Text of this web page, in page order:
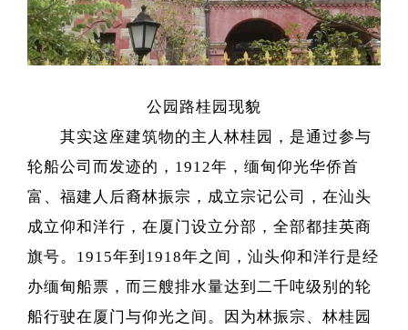
公园路桂园现貌
其实这座建筑物的主人林桂园，是通过参与
轮船公司而发迹的，1912年，缅甸仰光华侨首
富、福建人后裔林振宗，成立宗记公司，在汕头
成立仰和洋行，在厦门设立分部，全部都挂英商
旗号。1915年到1918年之间，汕头仰和洋行是经
办缅甸船票，而三艘排水量达到二千吨级别的轮
船行驶在厦门与仰光之间。因为林振宗、林桂园